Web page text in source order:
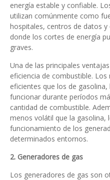
energía estable y confiable.
utilizan comúnmente como
hospitales, centros de datos
donde los cortes de energía
graves.
Una de las principales
eficiencia de combustible.
eficientes que los de
funcionar durante períodos
cantidad de combustible.
menos volátil que la gasolina,
funcionamiento de los
determinados entornos.
2. Generadores de gas
Los generadores de gas son